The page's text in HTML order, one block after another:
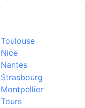
Toulouse
Nice
Nantes
Strasbourg
Montpellier
Tours